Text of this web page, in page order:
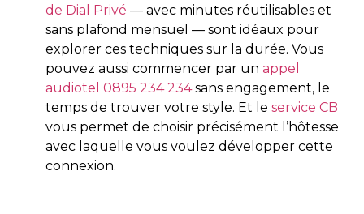
de Dial Privé — avec minutes réutilisables et
sans plafond mensuel — sont idéaux pour
explorer ces techniques sur la durée. Vous
pouvez aussi commencer par un appel
audiotel 0895 234 234sans engagement, le
temps de trouver votre style. Et le service CB
vous permet de choisir précisément l’hôtesse
avec laquelle vous voulez développer cette
connexion.